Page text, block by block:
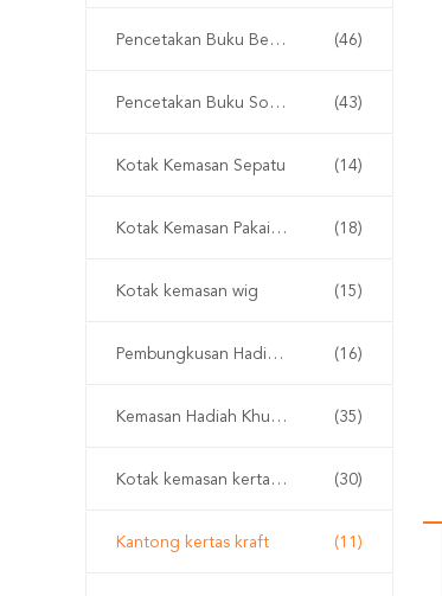
Pencetakan Buku Berlapis Karat (46)
Pencetakan Buku Softcover (43)
Kotak Kemasan Sepatu (14)
Kotak Kemasan Pakaian (18)
Kotak kemasan wig (15)
Pembungkusan Hadiah Kotak Jam Tangan (16)
Kemasan Hadiah Khusus (35)
Kotak kemasan kertas kraft (30)
Kantong kertas kraft (11)